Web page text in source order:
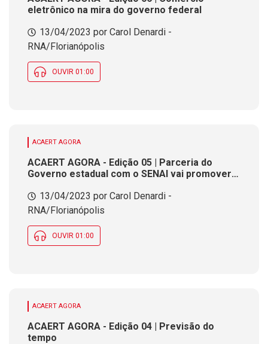
eletrônico na mira do governo federal
13/04/2023 por Carol Denardi -
RNA/Florianópolis
OUVIR 01:00
ACAERT AGORA
ACAERT AGORA - Edição 05 | Parceria do
Governo estadual com o SENAI vai promover
13/04/2023 por Carol Denardi -
RNA/Florianópolis
OUVIR 01:00
ACAERT AGORA
ACAERT AGORA - Edição 04 | Previsão do
tempo